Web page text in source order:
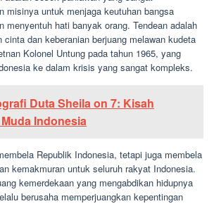
misinya untuk menjaga keutuhan bangsa
menyentuh hati banyak orang. Tendean adalah
cinta dan keberanian berjuang melawan kudeta
Kolonel Untung pada tahun 1965, yang
ke dalam krisis yang sangat kompleks.
Duta Sheila on 7: Kisah
Indonesia
Republik Indonesia, tetapi juga membela
kemakmuran untuk seluruh rakyat Indonesia.
kemerdekaan yang mengabdikan hidupnya
berusaha memperjuangkan kepentingan